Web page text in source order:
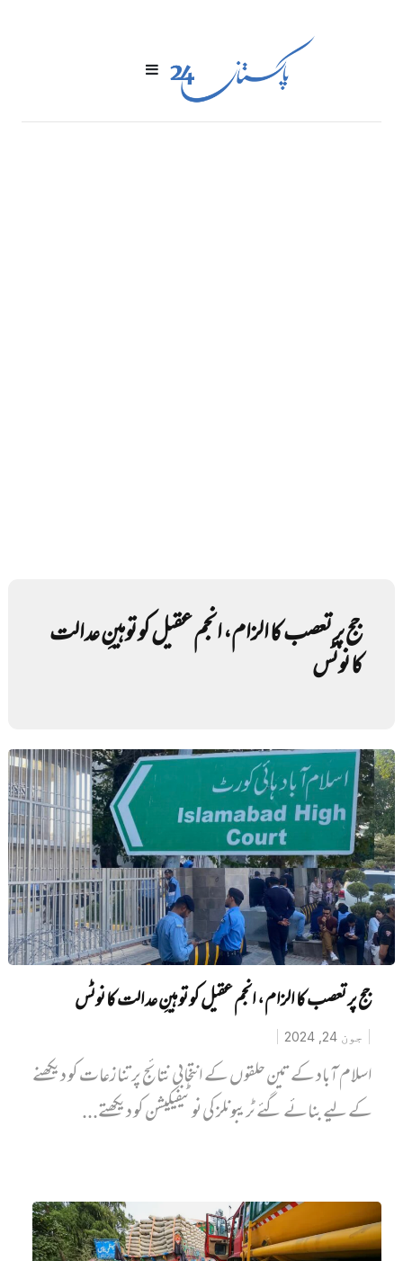
جج پر تعصب کا الزام، انجم عقیل کو توہینِ عدالت
کا نوٹس
جج پر تعصب کا الزام، انجم عقیل کو توہینِ عدالت کا نوٹس
جون 24, 2024
اسلام آباد کے تین حلقوں کے انتخابی نتائج پر تنازعات کو دیکھنے
کے لیے بنائے گئے ٹریبونلز کی نوٹیفیکیشن کو دیکھتے...